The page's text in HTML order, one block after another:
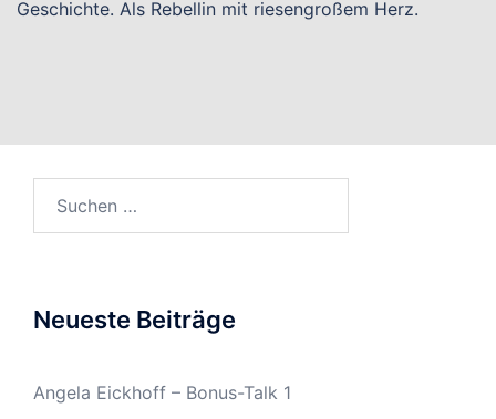
Geschichte. Als Rebellin mit riesengroßem Herz.
nach:
Neueste Beiträge
Angela Eickhoff – Bonus-Talk 1